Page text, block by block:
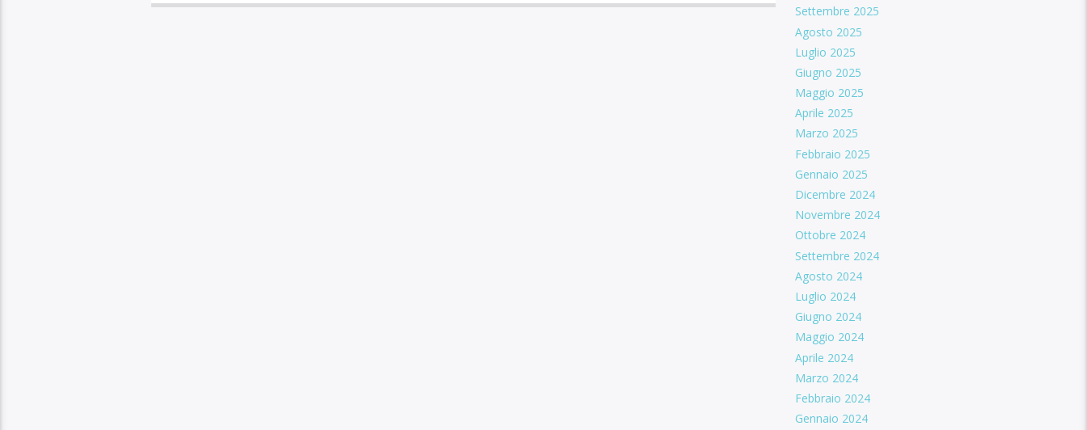
Settembre 2025
Agosto 2025
Luglio 2025
Giugno 2025
Maggio 2025
Aprile 2025
Marzo 2025
Febbraio 2025
Gennaio 2025
Dicembre 2024
Novembre 2024
Ottobre 2024
Settembre 2024
Agosto 2024
Luglio 2024
Giugno 2024
Maggio 2024
Aprile 2024
Marzo 2024
Febbraio 2024
Gennaio 2024